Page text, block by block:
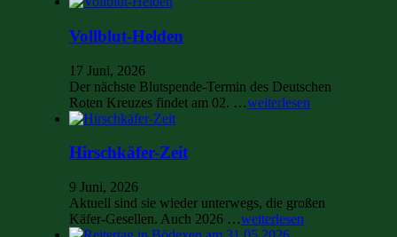
Vollblut-Helden
17 Juni, 2026
Der nächste Blutspende-Termin des Deutschen
Roten Kreuzes findet am 02. …weiterlesen
Hirschkäfer-Zeit
9 Juni, 2026
Aktuell sind sie wieder unterwegs, die großen
Käfer-Gesellen. Auch 2026 …weiterlesen